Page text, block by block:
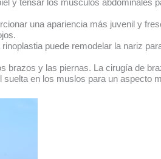
y tensar los músculos abdominales
una apariencia más juvenil y
puede remodelar la nariz
brazos y las piernas. La cirugía de
en los muslos para un aspecto